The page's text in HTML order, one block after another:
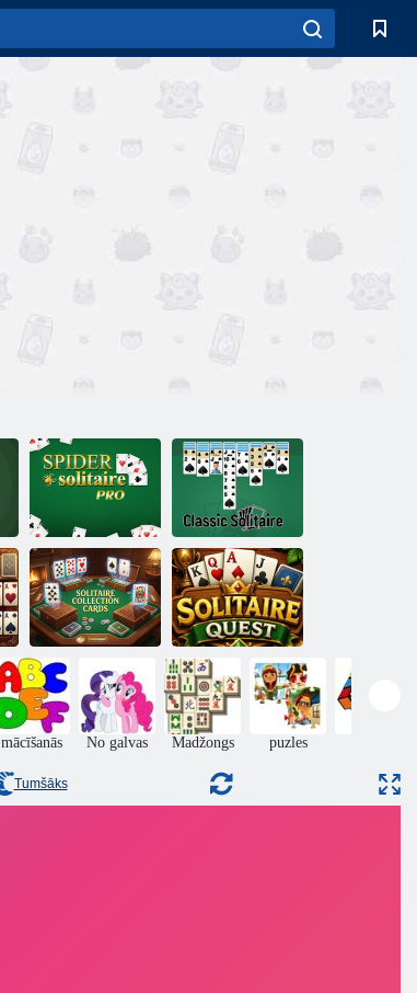
Spider Solitaire
Pro
Klasisks
Solitaire
Solitaire
kolekcijas kartes
Solitaire Quest
mācīšanās No galvas Madžongs puzles
Tumšāks